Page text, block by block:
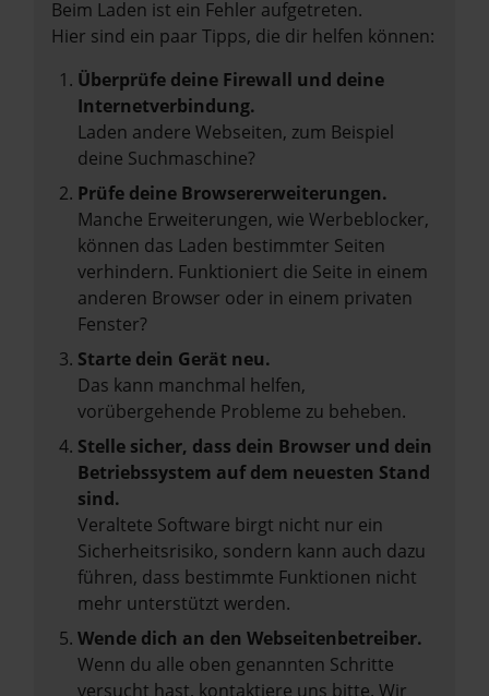
Beim Laden ist ein Fehler aufgetreten.
Hier sind ein paar Tipps, die dir helfen können:
Überprüfe deine Firewall und deine
Internetverbindung.
Laden andere Webseiten, zum Beispiel
deine Suchmaschine?
Prüfe deine Browsererweiterungen.
Manche Erweiterungen, wie Werbeblocker,
können das Laden bestimmter Seiten
verhindern. Funktioniert die Seite in einem
anderen Browser oder in einem privaten
Fenster?
Starte dein Gerät neu.
Das kann manchmal helfen,
vorübergehende Probleme zu beheben.
Stelle sicher, dass dein Browser und dein
Betriebssystem auf dem neuesten Stand
sind.
Veraltete Software birgt nicht nur ein
Sicherheitsrisiko, sondern kann auch dazu
führen, dass bestimmte Funktionen nicht
mehr unterstützt werden.
Wende dich an den Webseitenbetreiber.
Wenn du alle oben genannten Schritte
versucht hast, kontaktiere uns bitte. Wir